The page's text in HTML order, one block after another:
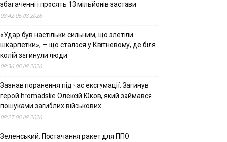
збагаченні і просять 13 мільйонів застави
08:42 06.08.2026
«Удар був настільки сильним, що злетіли
шкарпетки», — що сталося у Квітневому, де біля
колій загинули люди
08:36 06.08.2026
Зазнав поранення під час ексгумації. Загинув
герой hromadske Олексій Юков, який займався
пошуками загиблих військових
08:27 06.08.2026
Зеленський: Постачання ракет для ППО